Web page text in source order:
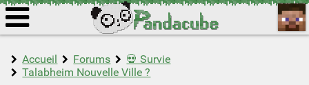
Accueil Forums
💀 Survie
Talabheim Nouvelle Ville ?